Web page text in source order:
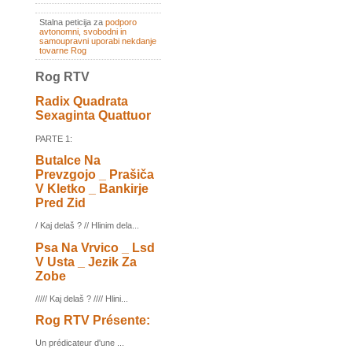
Stalna peticija za podporo
avtonomni, svobodni in
samoupravni uporabi nekdanje
tovarne Rog
Rog RTV
Radix Quadrata
Sexaginta Quattuor
PARTE 1:
Butalce Na
Prevzgojo _ Prašiča
V Kletko _ Bankirje
Pred Zid
/ Kaj delaš ? // Hlinim dela...
Psa Na Vrvico _ Lsd
V Usta _ Jezik Za
Zobe
///// Kaj delaš ? //// Hlini...
Rog RTV Présente:
Un prédicateur d'une ...